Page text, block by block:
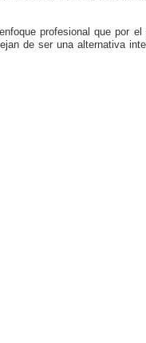
profesional que por el
de ser una alternativa